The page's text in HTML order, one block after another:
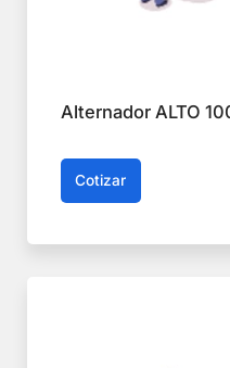
Alternador ALTO
Cotizar